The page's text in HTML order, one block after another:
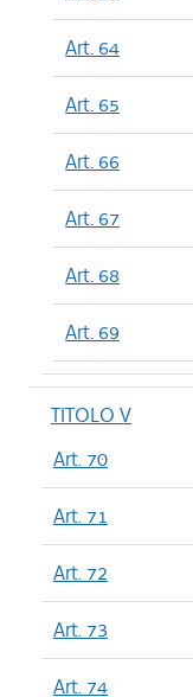
Art. 64
Art. 65
Art. 66
Art. 67
Art. 68
Art. 69
TITOLO V
Art. 70
Art. 71
Art. 72
Art. 73
Art. 74